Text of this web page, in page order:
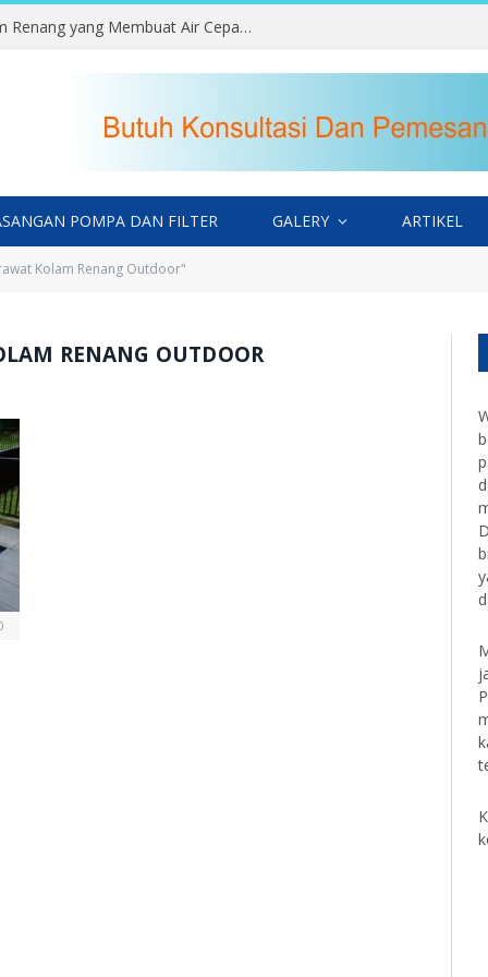
Kesalahan Memilih Lokasi Kolam Renang yang Membuat Air Cepat Kotor
POMPA DAN FILTER GALERY ARTIKEL
Kolam Renang Outdoor"
RENANG OUTDOOR